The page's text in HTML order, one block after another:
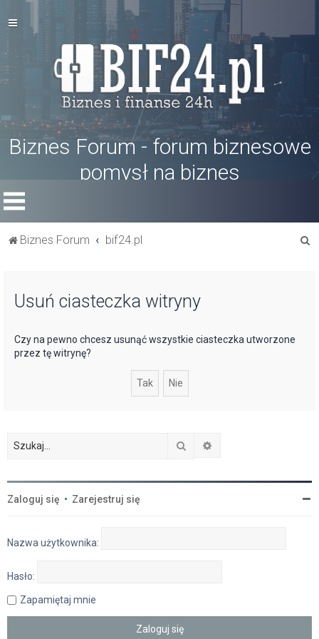
Biznes Forum - forum biznesowe
pomysł na biznes
Biznes Forum bif24.pl
Usuń ciasteczka witryny
Czy na pewno chcesz usunąć wszystkie ciasteczka utworzone
przez tę witrynę?
Szukaj
Zaloguj się • Zarejestruj się
Nazwa użytkownika:
Hasło:
Zapamiętaj mnie